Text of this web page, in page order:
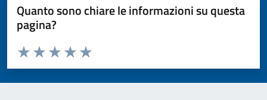
Quanto sono chiare le informazioni su questa
pagina?
Valuta da 1 a 5 stelle la pagina
Valuta 5 stelle su 5
Valuta 4 stelle su 5
Valuta 3 stelle su 5
Valuta 2 stelle su 5
Valuta 1 stelle su 5